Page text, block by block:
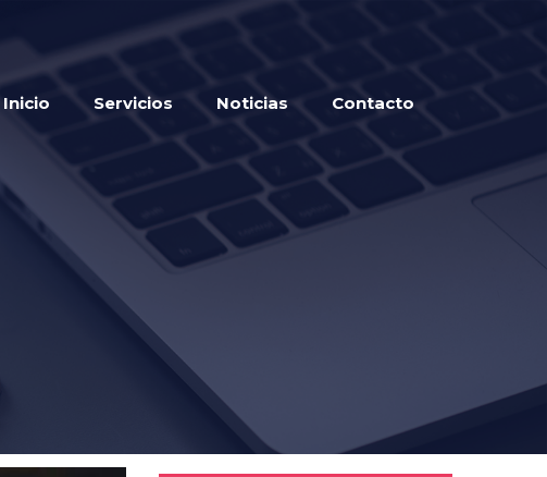
Inicio Servicios Noticias Contacto